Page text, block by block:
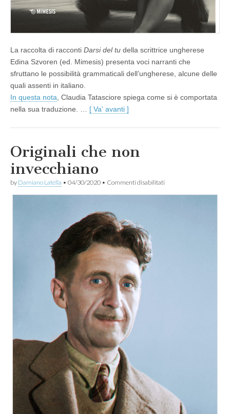
La raccolta di racconti Darsi del tu della scrittrice ungherese
Edina Szvoren (ed. Mimesis) presenta voci narranti che
sfruttano le possibilità grammaticali dell’ungherese, alcune delle
quali assenti in italiano.
In questa nota , Claudia Tatasciore spiega come si è comportata
nella sua traduzione. … [ Va' avanti ]
Originali che non
invecchiano
by Damiano Latella • 04/30/2020 • Commenti disabilitati